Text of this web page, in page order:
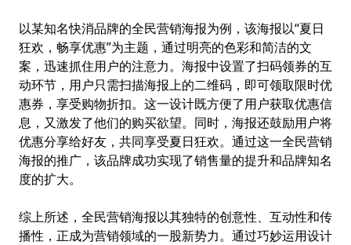
以某知名快消品牌的全民营销海报为例，该海报以“夏日
狂欢，畅享优惠”为主题，通过明亮的色彩和简洁的文
案，迅速抓住用户的注意力。海报中设置了扫码领券的互
动环节，用户只需扫描海报上的二维码，即可领取限时优
惠券，享受购物折扣。这一设计既方便了用户获取优惠信
息，又激发了他们的购买欲望。同时，海报还鼓励用户将
优惠分享给好友，共同享受夏日狂欢。通过这一全民营销
海报的推广，该品牌成功实现了销售量的提升和品牌知名
度的扩大。
综上所述，全民营销海报以其独特的创意性、互动性和传
播性，正成为营销领域的一股新势力。通过巧妙运用设计